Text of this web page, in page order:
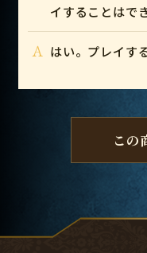
イすることはで
A はい。プレイす
この